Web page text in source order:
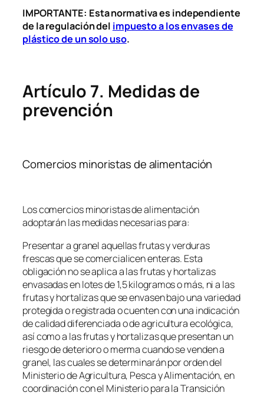
IMPORTANTE: Esta normativa es independiente
de la regulación del impuesto a los envases de
plástico de un solo uso.
Artículo 7. Medidas de
prevención
Comercios minoristas de alimentación
Los comercios minoristas de alimentación
adoptarán las medidas necesarias para:
Presentar a granel aquellas frutas y verduras
frescas que se comercialicen enteras. Esta
obligación no se aplica a las frutas y hortalizas
envasadas en lotes de 1,5 kilogramos o más, ni a las
frutas y hortalizas que se envasen bajo una variedad
protegida o registrada o cuenten con una indicación
de calidad diferenciada o de agricultura ecológica,
así como a las frutas y hortalizas que presentan un
riesgo de deterioro o merma cuando se venden a
granel, las cuales se determinarán por orden del
Ministerio de Agricultura, Pesca y Alimentación, en
coordinación con el Ministerio para la Transición